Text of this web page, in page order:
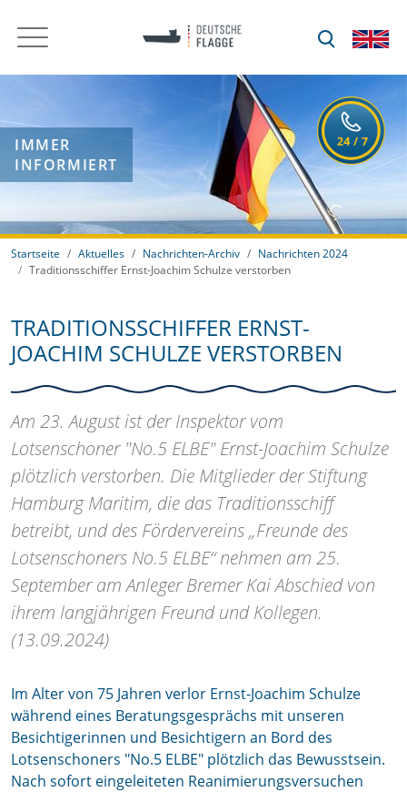
IMMER
INFORMIERT
Startseite Aktuelles Nachrichten-Archiv
Nachrichten 2024
Traditionsschiffer Ernst-Joachim Schulze verstorben
TRADITIONSSCHIFFER ERNST-
JOACHIM SCHULZE VERSTORBEN
Am 23. August ist der Inspektor vom
Lotsenschoner "No.5 ELBE" Ernst-Joachim Schulze
plötzlich verstorben. Die Mitglieder der Stiftung
Hamburg Maritim, die das Traditionsschiff
betreibt, und des Fördervereins „Freunde des
Lotsenschoners No.5 ELBE“ nehmen am 25.
September am Anleger Bremer Kai Abschied von
ihrem langjährigen Freund und Kollegen.
(13.09.2024)
Im Alter von 75 Jahren verlor Ernst-Joachim Schulze
während eines Beratungsgesprächs mit unseren
Besichtigerinnen und Besichtigern an Bord des
Lotsenschoners "No.5 ELBE" plötzlich das Bewusstsein.
Nach sofort eingeleiteten Reanimierungsversuchen